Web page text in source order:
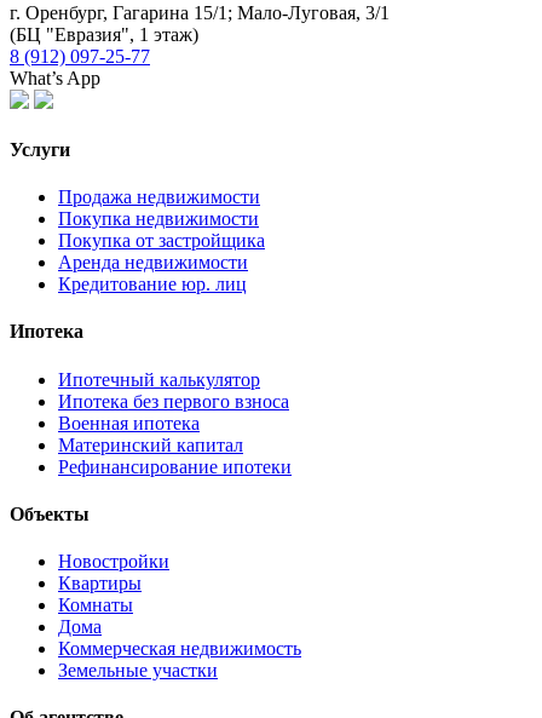
г. Оренбург, Гагарина 15/1; Мало-Луговая, 3/1
(БЦ "Евразия", 1 этаж)
8 (912) 097-25-77
What’s App
Услуги
Продажа недвижимости
Покупка недвижимости
Покупка от застройщика
Аренда недвижимости
Кредитование юр. лиц
Ипотека
Ипотечный калькулятор
Ипотека без первого взноса
Военная ипотека
Материнский капитал
Рефинансирование ипотеки
Объекты
Новостройки
Квартиры
Комнаты
Дома
Коммерческая недвижимость
Земельные участки